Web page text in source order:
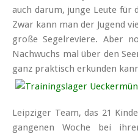
auch darum, junge Leute für
Zwar kann man der Jugend
große Segel­reviere. Aber
Nach­wuchs mal über den
ganz praktisch erkunden
Leipziger Team, das 21
gang­enen Woche bei